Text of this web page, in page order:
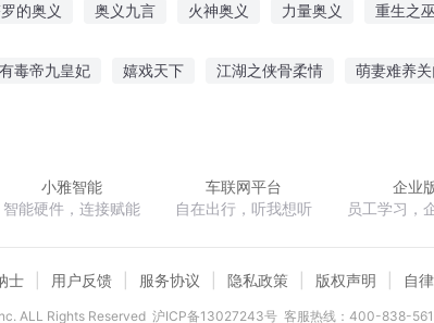
的奥义 奥义九言 火神奥义 力量奥义 重生之
毒帝九皇妃 嬉戏天下 江湖之侠骨柔情 萌妻难养
小雅智能
智能硬件，连接赋能
车联网平台
自在出行，听我想听
企业
员工学习，
士 用户反馈 服务协议 隐私政策 版权声明 自
ALL Rights Reserved 沪ICP备13027243号 客服热线：400-838-